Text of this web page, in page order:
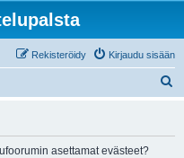
Kirjaudu sisään
Rekisteröidy
asettamat evästeet?